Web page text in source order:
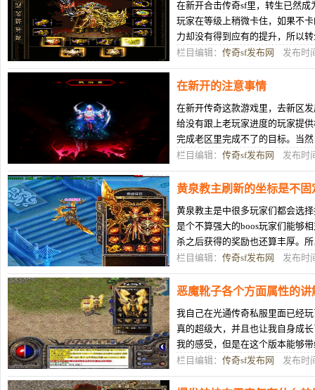
在新开合击传奇sf里，转生已然
玩家在等级上稍微卡住，如果不
力却没有得到应有的提升，所以
增幅会有很大的帮助，这种帮助在
栏目编辑： 传奇sf发布网 发布时
在新开的注意事情
在新开传奇这款游戏里，去新区
给没有跟上老玩家进度的玩家提
完成老区里完成不了的目标。当
新区里，他们凭借自身对游戏的理
栏目编辑： 传奇sf发布网 发布时
黄泉教主刷新的坐标是不固
黄泉教主是中很多玩家们都会选
是个不算强大的boos玩家们能够
杀之后获得的奖励也还算丰厚。
战，不过在众多玩家之中想要找
栏目编辑： 传奇sf发布网 发布时
恶魔靴子各个方面属性的讲
我自己在光通传奇私服里面已经
真的超级大，并且也让我自身成
我的感受，但是在这个版本能够
面，我可以无忧无虑地做自己，
栏目编辑： 传奇sf发布网 发布时